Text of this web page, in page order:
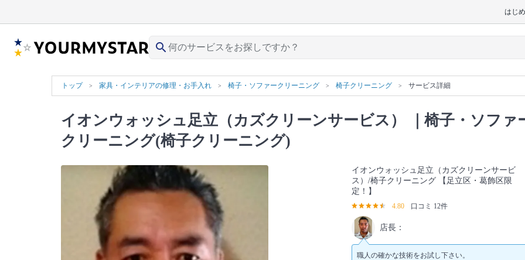
はじ
search
トップ 家具・インテリアの修理・お手入れ 椅子・ソファークリーニング 椅子クリーニング サービス詳細
イオンウォッシュ足立（カズクリーンサービス）
｜椅子・ソファ
クリーニング(椅子クリーニング)
イオンウォッシュ足立（カズクリーンサービ
ス）/椅子クリーニング 【足立区・葛飾区限
定！】
4.80 口コミ 12件
店長：
職人の確かな技術をお試し下さい。